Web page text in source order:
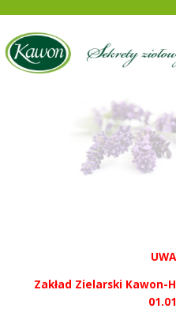
Zakład Zielarski